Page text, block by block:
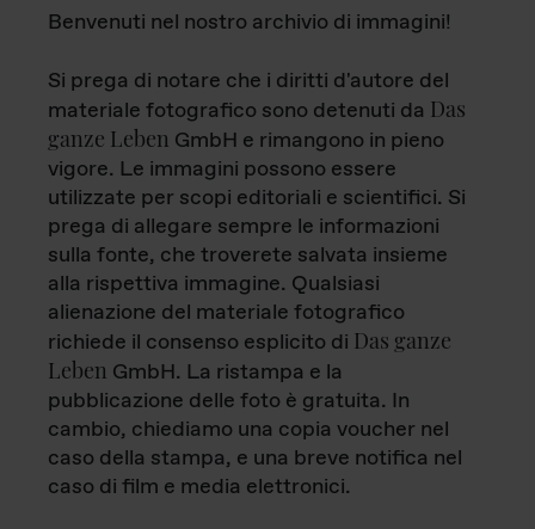
Benvenuti nel nostro archivio di immagini!
Si prega di notare che i diritti d'autore del
materiale fotografico sono detenuti da Das
ganze Leben GmbH e rimangono in pieno
vigore. Le immagini possono essere
utilizzate per scopi editoriali e scientifici. Si
prega di allegare sempre le informazioni
sulla fonte, che troverete salvata insieme
alla rispettiva immagine. Qualsiasi
alienazione del materiale fotografico
richiede il consenso esplicito di Das ganze
Leben GmbH. La ristampa e la
pubblicazione delle foto è gratuita. In
cambio, chiediamo una copia voucher nel
caso della stampa, e una breve notifica nel
caso di film e media elettronici.